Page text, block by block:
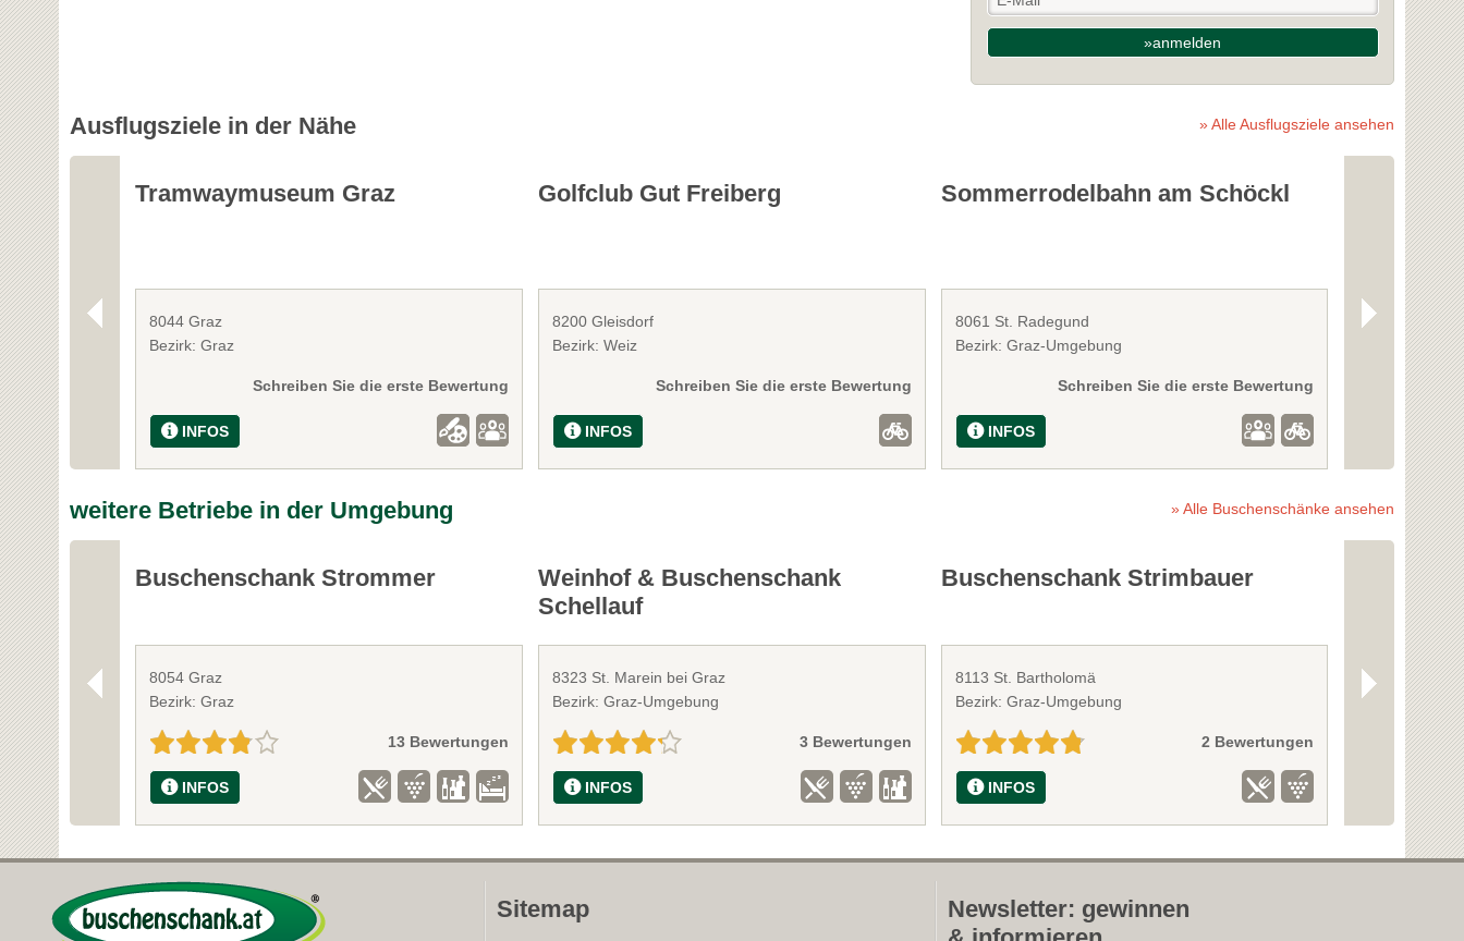
»anmelden
Ausflugsziele in der Nähe » Alle Ausflugsziele ansehen
Tramwaymuseum Graz
8044 Graz
Bezirk: Graz
Schreiben Sie die erste Bewertung
INFOS
Golfclub Gut Freiberg
8200 Gleisdorf
Bezirk: Weiz
Schreiben Sie die erste Bewertung
INFOS
Sommerrodelbahn am Schöckl
8061 St. Radegund
Bezirk: Graz-Umgebung
Schreiben Sie die erste Bewertung
INFOS
8010 Graz
Bezirk: Graz
INFOS
weitere Betriebe in der Umgebung » Alle Buschenschänke ansehen
Buschenschank Strommer
8054 Graz
Bezirk: Graz
13 Bewertungen
INFOS
Weinhof & Buschenschank
Schellauf
8323 St. Marein bei Graz
Bezirk: Graz-Umgebung
3 Bewertungen
INFOS
Buschenschank Strimbauer
8113 St. Bartholomä
Bezirk: Graz-Umgebung
2 Bewertungen
INFOS
8063
Bezirk: Graz-
INFOS
Sitemap
Newsletter: gewinnen